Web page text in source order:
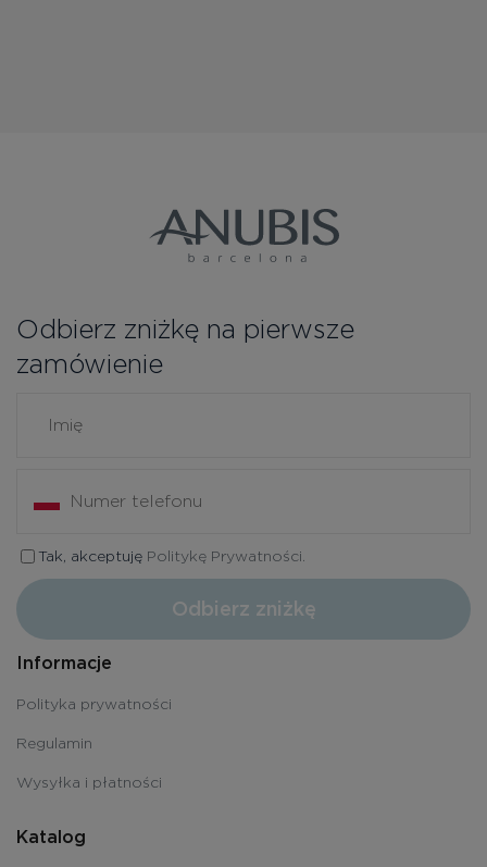
Odbierz zniżkę na pierwsze
zamówienie
Tak, akceptuję Politykę Prywatności.
Odbierz zniżkę
Informacje
Polityka prywatności
Regulamin
Wysyłka i płatności
Katalog